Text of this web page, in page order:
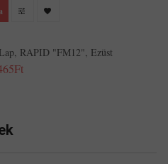
RAPID "FM12", Ezüst